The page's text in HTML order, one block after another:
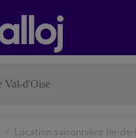
Location saisonnière Île-de-